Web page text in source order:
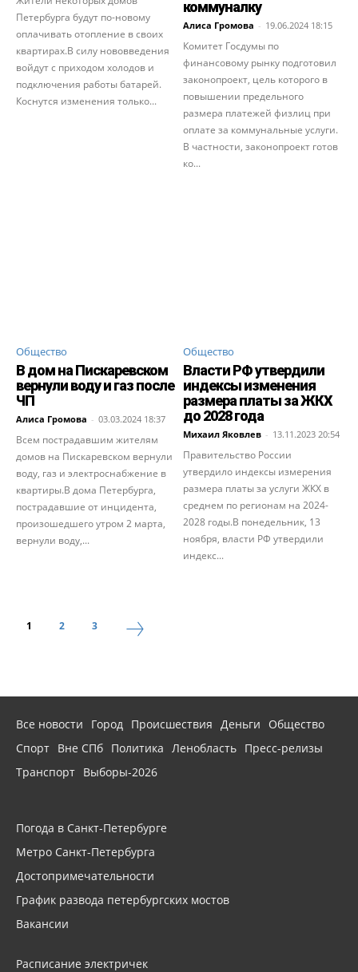
Петербурга будут по-новому
оплачивать отопление в своих
квартирах.В силу нововведения
войдут с приходом холодов и
подключения работы батарей.
Коснутся изменения только...
коммуналку
Алиса Громова - 19.06.2024 18:15
Комитет Госдумы по
финансовому рынку подготовил
законопроект, цель которого в
повышении предельного
размера платежей физлиц при
оплате за коммунальные услуги.
В частности, законопроект готов
ко...
Общество
В дом на Пискаревском
вернули воду и газ после
ЧП
Алиса Громова - 03.03.2024 18:37
Всем пострадавшим жителям
домов на Пискаревском вернули
воду, газ и электроснабжение в
квартиры.В дома Петербурга,
пострадавшие от инцидента,
произошедшего утром 2 марта,
вернули воду,...
Общество
Власти РФ утвердили
индексы изменения
размера платы за ЖКХ
до 2028 года
Михаил Яковлев - 13.11.2023 20:54
Правительство России
утвердило индексы измерения
размера платы за услуги ЖКХ в
среднем по регионам на 2024-
2028 годы.В понедельник, 13
ноября, власти РФ утвердили
индекс...
1 2 3
Все новости Город Происшествия Деньги
Общество
Спорт Вне СПб Политика Ленобласть Пресс-релизы
Транспорт Выборы-2026
Погода в Санкт-Петербурге
Метро Санкт-Петербурга
Достопримечательности
График развода петербургских мостов
Вакансии
Расписание электричек